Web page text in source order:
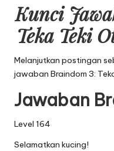
Kunci
Teka Teki
Melanjutkan postingan
jawaban Braindom 3:
Jawaban
Level 164
Selamatkan kucing!